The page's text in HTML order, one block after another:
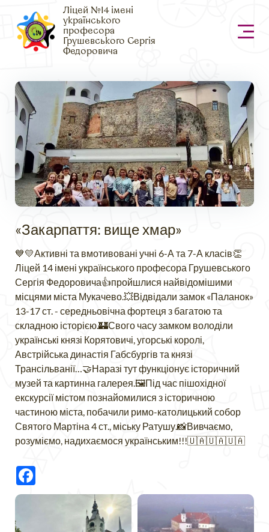
Ліцей №14 імені
українського
професора
Грушевського Сергія
Федоровича
«Закарпаття: вище хмар»
💙💛Активні та вмотивовані учні 6-А та 7-А класів👏
Ліцей 14 імені українського професора Грушевського
Сергія Федоровича👍пройшлися найвідомішими
місцями міста Мукачево.💥Відвідали замок «Паланок»
13-17 ст. - середньовічна фортеця з багатою та
складною історією.🏰Свого часу замком володіли
українські князі Корятовичі, угорські королі,
Австрійська династія Габсбургів та князі
Трансільванії…🤝Наразі тут функціонує історичний
музей та картинна галерея.🖼Під час пішохідної
екскурсії містом познайомилися з історичною
частиною міста, побачили римо-католицький собор
Святого Мартіна 4 ст., міську Ратушу.📸Вивчаємо,
розуміємо, надихаємося українським!!!🇺🇦🇺🇦🇺🇦